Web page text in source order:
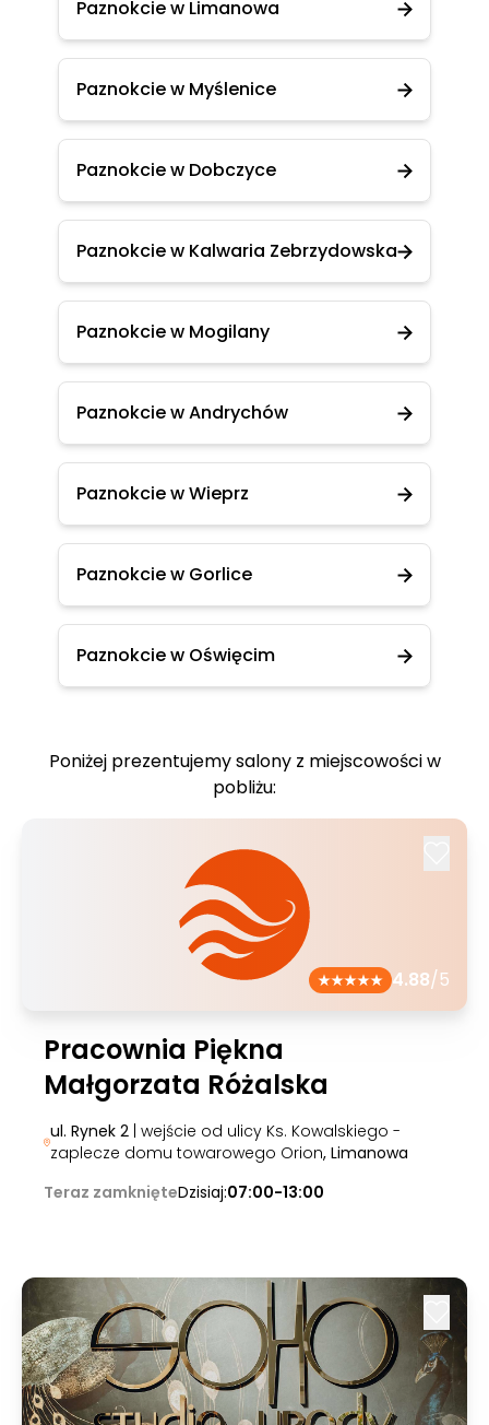
Paznokcie w Limanowa
Paznokcie w Myślenice
Paznokcie w Dobczyce
Paznokcie w Kalwaria Zebrzydowska
Paznokcie w Mogilany
Paznokcie w Andrychów
Paznokcie w Wieprz
Paznokcie w Gorlice
Paznokcie w Oświęcim
Poniżej prezentujemy salony z miejscowości w
pobliżu:
4.88/5
Pracownia Piękna
Małgorzata Różalska
ul. Rynek 2| wejście od ulicy Ks. Kowalskiego -
zaplecze domu towarowego Orion, Limanowa
Teraz zamknięteDzisiaj:07:00-13:00